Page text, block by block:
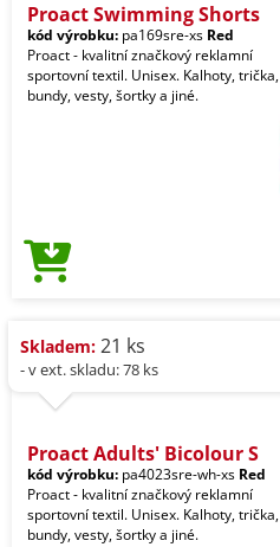
Proact Swimming Shorts
kód výrobku: pa169sre-xs Red
Proact - kvalitní značkový reklamní
sportovní textil. Unisex. Kalhoty, trička,
bundy, vesty, šortky a jiné.
Skladem: 21 ks
- v ext. skladu: 78 ks
Proact Adults' Bicolour S
kód výrobku: pa4023sre-wh-xs Red
Proact - kvalitní značkový reklamní
sportovní textil. Unisex. Kalhoty, trička,
bundy, vesty, šortky a jiné.